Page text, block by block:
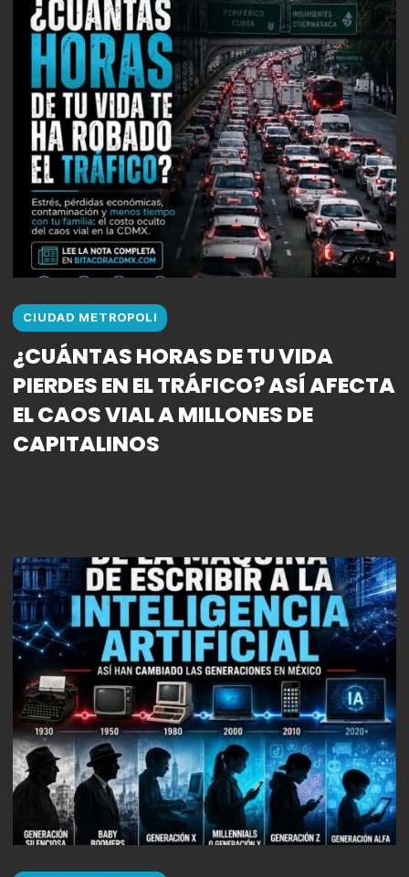
CIUDAD METROPOLI
¿CUÁNTAS HORAS DE TU VIDA
PIERDES EN EL TRÁFICO? ASÍ AFECTA
EL CAOS VIAL A MILLONES DE
CAPITALINOS